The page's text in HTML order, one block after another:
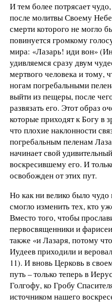
И тем более потрясает
после молитвы Своему
смерти которого не могло
повинуется громкому
мира: «Лазарь! иди вон»
удивляемся сразу двум
мертвого человека и тому,
ногам погребальными
выйти из пещеры, после
развязать его. Этот образ
которые приходят к Богу в
что плохие наклонности
погребальным пеленам
начинает свой
воскресившему его. И
освобожден от этих пут.
Но как ни велико было
смогло изменить тех, кто
Вместо того, чтобы
первосвященники и
также «и Лазаря, потому
Иудеев приходили и
11). И вновь Церковь в
путь – только теперь в
Голгофу, ко Гробу
источником нашего